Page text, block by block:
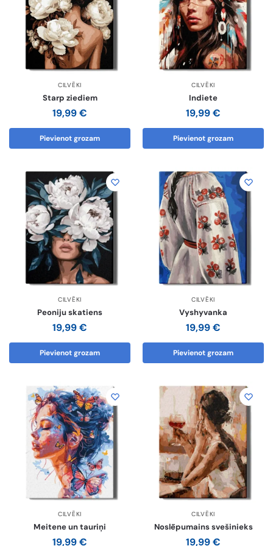
CILVĒKI
Starp ziediem
19,99€
Pievienot grozam
CILVĒKI
Indiete
19,99€
Pievienot grozam
CILVĒKI
Peoniju skatiens
19,99€
Pievienot grozam
CILVĒKI
Vyshyvanka
19,99€
Pievienot grozam
CILVĒKI
Meitene un tauriņi
19,99€
CILVĒKI
Noslēpumains svešinieks
19,99€